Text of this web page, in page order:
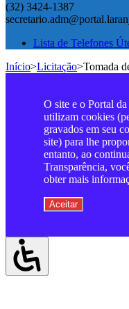
(32) 3424-1387
Lista de Telefones
Início>Licitação>Tomada
O site e o Portal
utilizam cookies
gravados em seu
site) para lhe
entanto, ao
Transparência,
obter mais
Aceitar